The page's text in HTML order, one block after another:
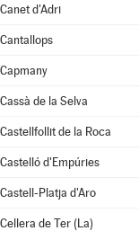
Canet d'Adri
Cantallops
Capmany
Cassà de la Selva
Castellfollit de la Roca
Castelló d'Empúries
Castell-Platja d'Aro
Cellera de Ter (La)